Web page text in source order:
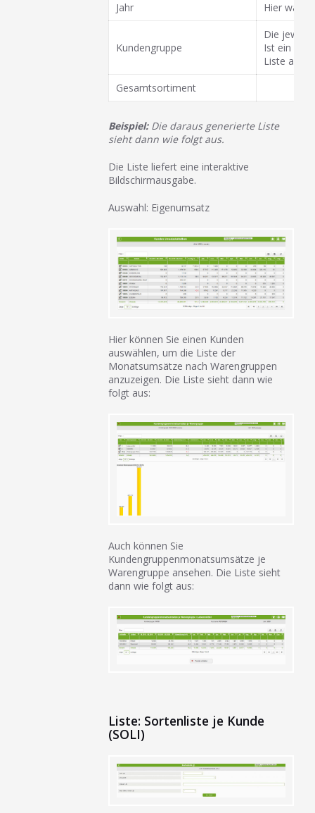
Jahr
Hier
Kundengruppe
Die
Ist ein
Liste auf.
Gesamtsortiment
Beispiel:Die daraus generierte Liste
sieht dann wie folgt aus.
Die Liste liefert eine interaktive
Bildschirmausgabe.
Auswahl: Eigenumsatz
Hier können Sie einen Kunden
auswählen, um die Liste der
Monatsumsätze nach Warengruppen
anzuzeigen. Die Liste sieht dann wie
folgt aus:
Auch können Sie
Kundengruppenmonatsumsätze je
Warengruppe ansehen. Die Liste sieht
dann wie folgt aus:
Liste: Sortenliste je Kunde
(SOLI)